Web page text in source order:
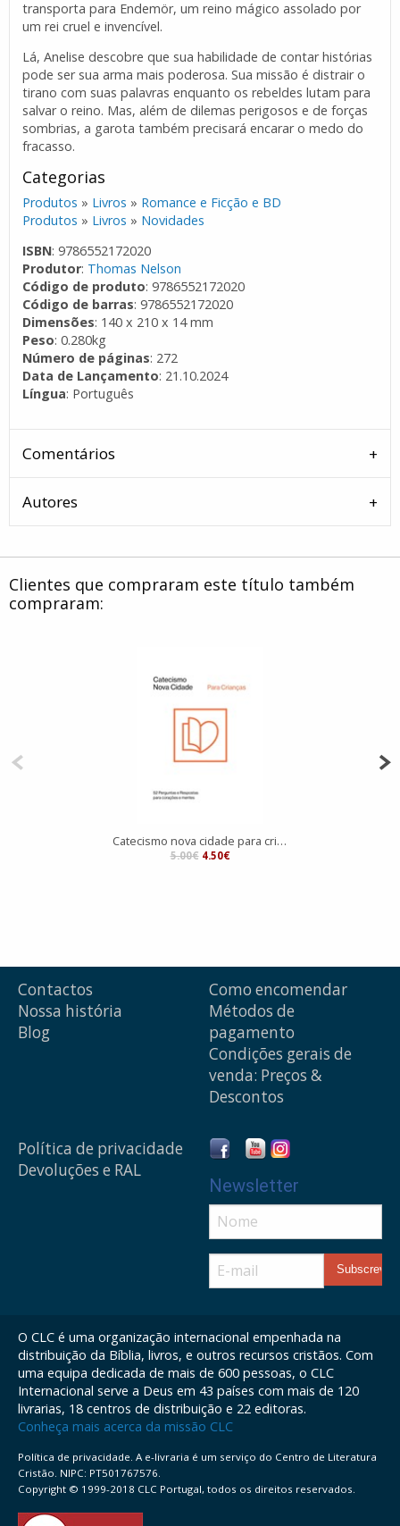
transporta para Endemör, um reino mágico assolado por
um rei cruel e invencível.
Lá, Anelise descobre que sua habilidade de contar histórias
pode ser sua arma mais poderosa. Sua missão é distrair o
tirano com suas palavras enquanto os rebeldes lutam para
salvar o reino. Mas, além de dilemas perigosos e de forças
sombrias, a garota também precisará encarar o medo do
fracasso.
Categorias
Produtos » Livros » Romance e Ficção e BD
Produtos » Livros » Novidades
ISBN: 9786552172020
Produtor: Thomas Nelson
Código de produto: 9786552172020
Código de barras: 9786552172020
Dimensões: 140 x 210 x 14 mm
Peso: 0.280kg
Número de páginas: 272
Data de Lançamento: 21.10.2024
Língua: Português
Comentários
Autores
Clientes que compraram este título também
compraram:
Catecismo nova cidade para crianças
5.00€ 4.50€
Contactos
Nossa história
Blog
Como encomendar
Métodos de
pagamento
Condições gerais de
venda: Preços &
Descontos
Política de privacidade
Devoluções e RAL
Newsletter
O CLC é uma organização internacional empenhada na
distribuição da Bíblia, livros, e outros recursos cristãos. Com
uma equipa dedicada de mais de 600 pessoas, o CLC
Internacional serve a Deus em 43 países com mais de 120
livrarias, 18 centros de distribuição e 22 editoras.
Conheça mais acerca da missão CLC
Política de privacidade. A e-livraria é um serviço do Centro de Literatura
Cristão. NIPC: PT501767576.
Copyright © 1999-2018 CLC Portugal, todos os direitos reservados.